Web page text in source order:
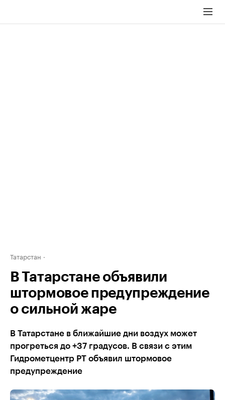
Татарстан
В Татарстане объявили
штормовое предупреждение
о сильной жаре
В Татарстане в ближайшие дни воздух может
прогреться до +37 градусов. В связи с этим
Гидрометцентр РТ объявил штормовое
предупреждение